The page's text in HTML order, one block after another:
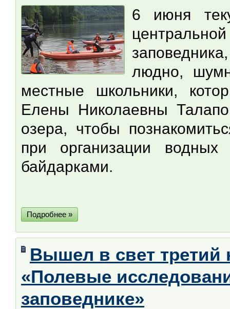
6 июня
людно,
местные школьники,
Елены Николаевны
озера, чтобы
при организации
байдарками.
Подробнее »
Вышел в свет третий
«Полевые
заповеднике»